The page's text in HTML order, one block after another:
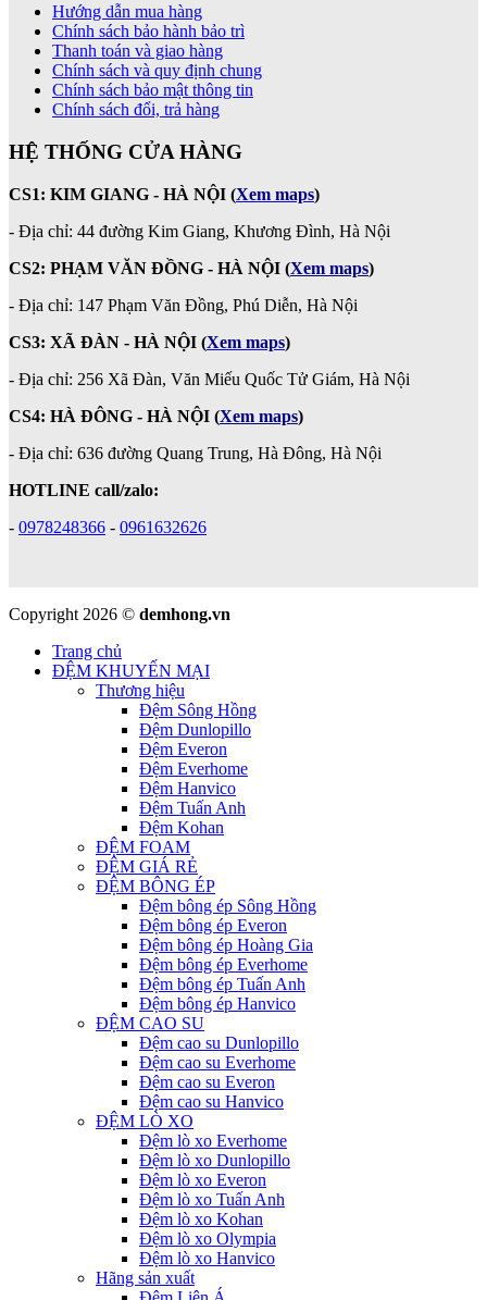
Hướng dẫn mua hàng
Chính sách bảo hành bảo trì
Thanh toán và giao hàng
Chính sách và quy định chung
Chính sách bảo mật thông tin
Chính sách đổi, trả hàng
HỆ THỐNG CỬA HÀNG
CS1: KIM GIANG - HÀ NỘI (Xem maps)
- Địa chỉ: 44 đường Kim Giang, Khương Đình, Hà Nội
CS2: PHẠM VĂN ĐỒNG - HÀ NỘI (Xem maps)
- Địa chỉ: 147 Phạm Văn Đồng, Phú Diễn, Hà Nội
CS3: XÃ ĐÀN - HÀ NỘI (Xem maps)
- Địa chỉ: 256 Xã Đàn, Văn Miếu Quốc Tử Giám, Hà Nội
CS4: HÀ ĐÔNG - HÀ NỘI (Xem maps)
- Địa chỉ: 636 đường Quang Trung, Hà Đông, Hà Nội
HOTLINE call/zalo:
- 0978248366 - 0961632626
Copyright 2026 © demhong.vn
Trang chủ
ĐỆM KHUYẾN MẠI
Thương hiệu
Đệm Sông Hồng
Đệm Dunlopillo
Đệm Everon
Đệm Everhome
Đệm Hanvico
Đệm Tuấn Anh
Đệm Kohan
ĐỆM FOAM
ĐỆM GIÁ RẺ
ĐỆM BÔNG ÉP
Đệm bông ép Sông Hồng
Đệm bông ép Everon
Đệm bông ép Hoàng Gia
Đệm bông ép Everhome
Đệm bông ép Tuấn Anh
Đệm bông ép Hanvico
ĐỆM CAO SU
Đệm cao su Dunlopillo
Đệm cao su Everhome
Đệm cao su Everon
Đệm cao su Hanvico
ĐỆM LÒ XO
Đệm lò xo Everhome
Đệm lò xo Dunlopillo
Đệm lò xo Everon
Đệm lò xo Tuấn Anh
Đệm lò xo Kohan
Đệm lò xo Olympia
Đệm lò xo Hanvico
Hãng sản xuất